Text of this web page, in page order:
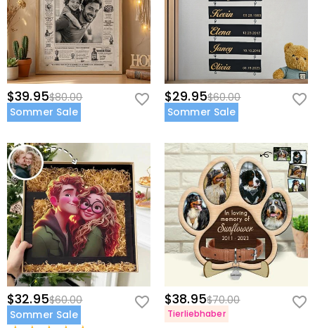
60 Tagen nach dem Lieferdatum gegen Erstattung des
Kaufpreises zurückgeben. Wenn Sie mehr wissen
möchten, sehen Sie sich bitte unser60-Tage-
Rückgaberechtan.
$39.95$80.00
Sommer Sale
$29.95$60.00
Sommer Sale
$32.95$60.00
Sommer Sale
$38.95$70.00
Tierliebhaber